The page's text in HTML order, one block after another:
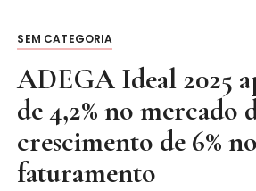
SEM CATEGORIA
ADEGA Ideal 2025
de 4,2% no mercado
crescimento de 6% no
faturamento